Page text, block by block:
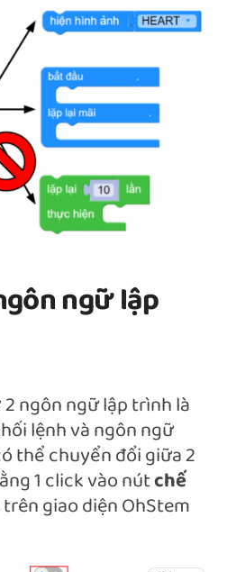
ngữ lập
ngôn ngữ lập trình là
lệnh và ngôn ngữ
thể chuyển đổi giữa 2
1 click vào nútchế
giao diện OhStem